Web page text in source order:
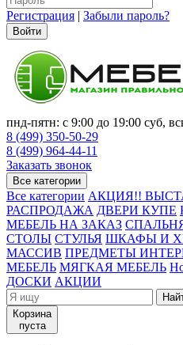
Регистрация | Забыли пароль?
Войти
пнд-пятн: с 9:00 до 19:00 суб,
8 (499) 350-50-29
8 (499) 964-44-11
Заказать звонок
Все категории
Все категории АКЦИЯ!!
РАСПРОДАЖА ДВЕРИ КУПЕ
МЕБЕЛЬ НА ЗАКАЗ
СТОЛЫ СТУЛЬЯ ШКАФЫ И
МАССИВ ПРЕДМЕТЫ
МЕБЕЛЬ МЯГКАЯ МЕБЕЛЬ
ДОСКИ АКЦИИ
Корзина
пуста